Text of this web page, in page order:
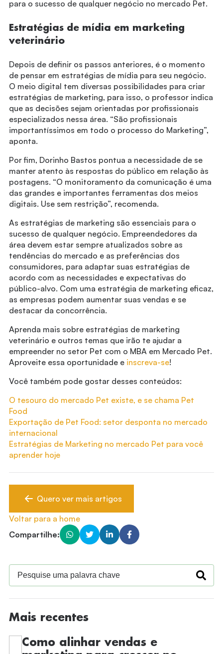
para o sucesso de qualquer negócio no mercado Pet.
Estratégias de mídia em marketing
veterinário
Depois de definir os passos anteriores, é o momento
de pensar em estratégias de mídia para seu negócio.
O meio digital tem diversas possibilidades para criar
estratégias de marketing, para isso, o professor indica
que as decisões sejam orientadas por profissionais
especializados nessa área. “São profissionais
importantíssimos em todo o processo do Marketing”,
aponta.
Por fim, Dorinho Bastos pontua a necessidade de se
manter atento às respostas do público em relação às
postagens. “O monitoramento da comunicação é uma
das grandes e importantes ferramentas dos meios
digitais. Use sem restrição”, recomenda.
As estratégias de marketing são essenciais para o
sucesso de qualquer negócio. Empreendedores da
área devem estar sempre atualizados sobre as
tendências do mercado e as preferências dos
consumidores, para adaptar suas estratégias de
acordo com as necessidades e expectativas do
público-alvo. Com uma estratégia de marketing eficaz,
as empresas podem aumentar suas vendas e se
destacar da concorrência.
Aprenda mais sobre estratégias de marketing
veterinário e outros temas que irão te ajudar a
empreender no setor Pet com o MBA em Mercado Pet.
Aproveite essa oportunidade e inscreva-se!
Você também pode gostar desses conteúdos:
O tesouro do mercado Pet existe, e se chama Pet
Food
Exportação de Pet Food: setor desponta no mercado
internacional
Estratégias de Marketing no mercado Pet para você
aprender hoje
Quero ver mais artigos
Voltar para a home
Compartilhe:
Mais recentes
Como alinhar vendas e